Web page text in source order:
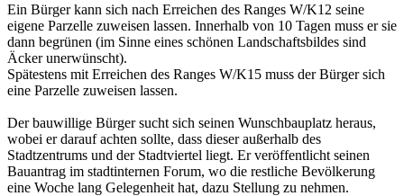
Ein Bürger kann sich nach Erreichen des Ranges W/K12 seine
eigene Parzelle zuweisen lassen. Innerhalb von 10 Tagen muss er sie
dann begrünen (im Sinne eines schönen Landschaftsbildes sind
Äcker unerwünscht).
Spätestens mit Erreichen des Ranges W/K15 muss der Bürger sich
eine Parzelle zuweisen lassen.
Der bauwillige Bürger sucht sich seinen Wunschbauplatz heraus,
wobei er darauf achten sollte, dass dieser außerhalb des
Stadtzentrums und der Stadtviertel liegt. Er veröffentlicht seinen
Bauantrag im stadtinternen Forum, wo die restliche Bevölkerung
eine Woche lang Gelegenheit hat, dazu Stellung zu nehmen.